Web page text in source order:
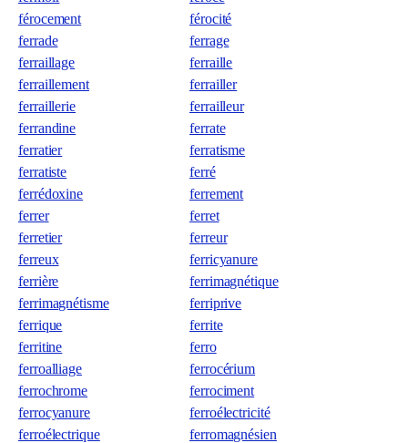
férocement
férocité
ferrade
ferrage
ferraillage
ferraille
ferraillement
ferrailler
ferraillerie
ferrailleur
ferrandine
ferrate
ferratier
ferratisme
ferratiste
ferré
ferrédoxine
ferrement
ferrer
ferret
ferretier
ferreur
ferreux
ferricyanure
ferrière
ferrimagnétique
ferrimagnétisme
ferriprive
ferrique
ferrite
ferritine
ferro
ferroalliage
ferrocérium
ferrochrome
ferrociment
ferrocyanure
ferroélectricité
ferroélectrique
ferromagnésien